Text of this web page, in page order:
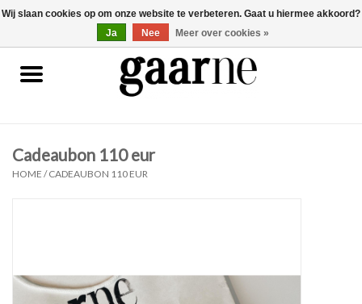
gaarne.be 0 Artikelen - €0,00
Patronen
Garen
Cadeaubon 110 eur
HOME /CADEAUBON 110 EUR
Wij slaan cookies op om onze website te verbeteren. Gaat u hiermee akkoord?
Ja
Nee Meer over cookies »